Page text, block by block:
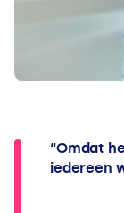
“Omdat
iedereen